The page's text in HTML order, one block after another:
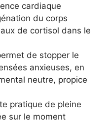
cardiaque
du corps
de cortisol dans le
de stopper le
anxieuses, en
neutre, propice
pratique de pleine
sur le moment